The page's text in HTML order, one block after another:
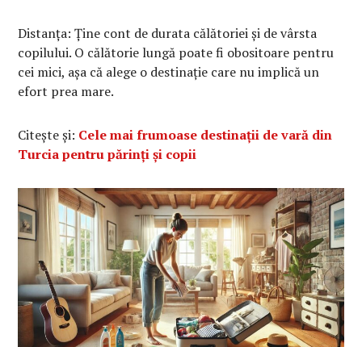
Distanța: Ține cont de durata călătoriei și de vârsta
copilului. O călătorie lungă poate fi obositoare pentru
cei mici, așa că alege o destinație care nu implică un
efort prea mare.
Citește și: Cele mai frumoase destinații de vară din
Turcia pentru părinți și copii